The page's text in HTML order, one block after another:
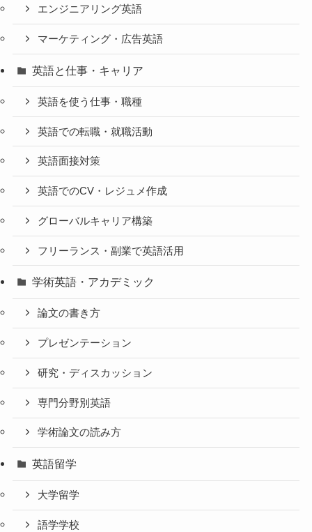
エンジニアリング英語
マーケティング・広告英語
英語と仕事・キャリア
英語を使う仕事・職種
英語での転職・就職活動
英語面接対策
英語でのCV・レジュメ作成
グローバルキャリア構築
フリーランス・副業で英語活用
学術英語・アカデミック
論文の書き方
プレゼンテーション
研究・ディスカッション
専門分野別英語
学術論文の読み方
英語留学
大学留学
語学学校